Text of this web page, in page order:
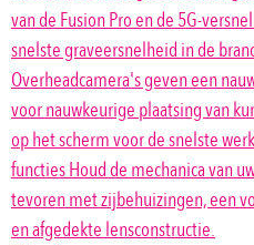
van de Fusion Pro en de 5G-
snelste graveersnelheid in de
Overheadcamera's geven een
voor nauwkeurige plaatsing van
op het scherm voor de snelste
functies Houd de mechanica van
tevoren met zijbehuizingen, een
en afgedekte lensconstructie.